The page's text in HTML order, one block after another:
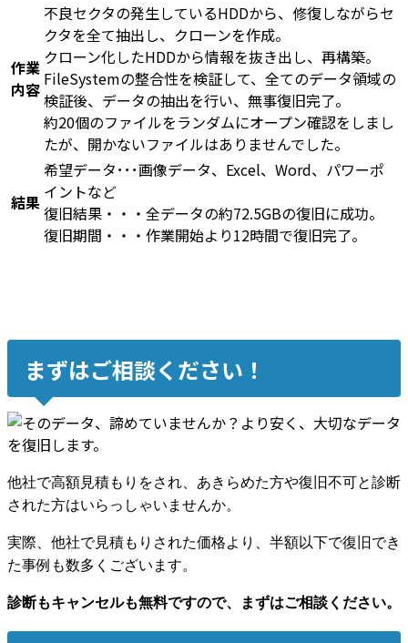
作業
内容
不良セクタの発生しているHDDから、修復しながらセ
クタを全て抽出し、クローンを作成。
クローン化したHDDから情報を抜き出し、再構築。
FileSystemの整合性を検証して、全てのデータ領域の
検証後、データの抽出を行い、無事復旧完了。
約20個のファイルをランダムにオープン確認をしまし
たが、開かないファイルはありませんでした。
結果
希望データ･･･画像データ、Excel、Word、パワーポ
イントなど
復旧結果・・・全データの約72.5GBの復旧に成功。
復旧期間・・・作業開始より12時間で復旧完了。
まずはご相談ください！
他社で高額見積もりをされ、あきらめた方や復旧不可と診断
された方はいらっしゃいませんか。
実際、他社で見積もりされた価格より、半額以下で復旧でき
た事例も数多くございます。
診断もキャンセルも無料ですので、まずはご相談ください。